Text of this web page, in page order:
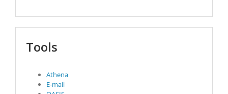
Tools
Athena
E-mail